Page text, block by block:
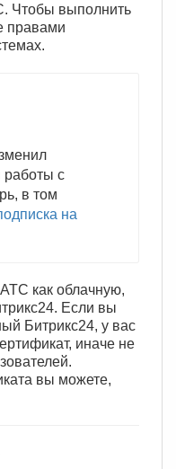
Чтобы выполнить
правами
работы с
в том
на
как облачную,
Если вы
Битрикс24, у вас
иначе не
вы можете,